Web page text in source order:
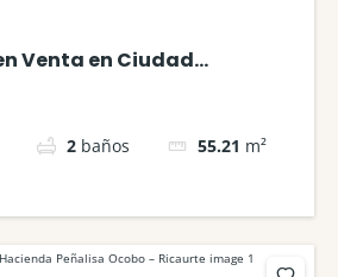
Venta en Ciudad
2 baños 55.21 m²